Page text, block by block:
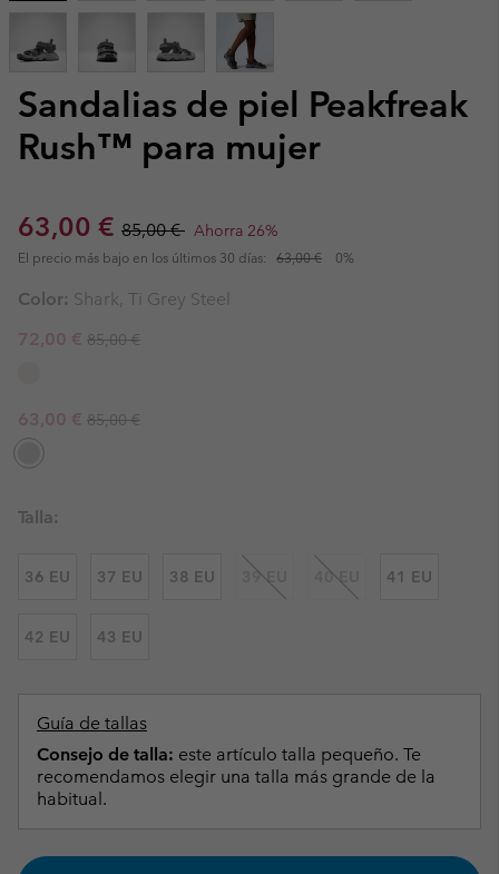
Sandalias de piel Peakfreak
Rush™ para mujer
Sale price:
63,00 € Regular price:
85,00 € Ahorra 26%
El precio más bajo en los últimos 30 días: 63,00 € 0%
Color: Shark, Ti Grey Steel
Sale price:
72,00 € Regular price:
85,00 €
Sale price:
63,00 € Regular price:
85,00 €
Talla:
36 EU 37 EU 38 EU 39 EU 40 EU 41 EU
42 EU 43 EU
Guía de tallas
Consejo de talla: este artículo talla pequeño. Te
recomendamos elegir una talla más grande de la
habitual.